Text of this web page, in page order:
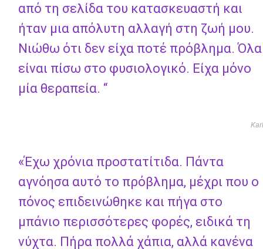
από τη σελίδα του κατασκευαστή και
ήταν μια απόλυτη αλλαγή στη ζωή μου.
Νιώθω ότι δεν είχα ποτέ πρόβλημα. Όλα
είναι πίσω στο φυσιολογικό. Είχα μόνο
μία θεραπεία. “
Karl
«Έχω χρόνια προστατίτιδα. Πάντα
αγνόησα αυτό το πρόβλημα, μέχρι που ο
πόνος επιδεινώθηκε και πήγα στο
μπάνιο περισσότερες φορές, ειδικά τη
νύχτα. Πήρα πολλά χάπια, αλλά κανένα